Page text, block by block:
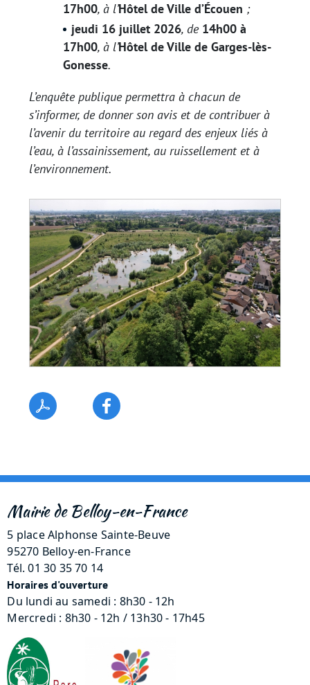
17h00, à l’Hôtel de Ville d’Écouen ;
jeudi 16 juillet 2026, de 14h00 à
17h00, à l’Hôtel de Ville de Garges-lès-
Gonesse.
L’enquête publique permettra à chacun de
s’informer, de donner son avis et de contribuer à
l’avenir du territoire au regard des enjeux liés à
l’eau, à l’assainissement, au ruissellement et à
l’environnement.
Mairie de Belloy-en-France
5 place Alphonse Sainte-Beuve
95270 Belloy-en-France
Tél. 01 30 35 70 14
Horaires d'ouverture
Du lundi au samedi : 8h30 - 12h
Mercredi : 8h30 - 12h / 13h30 - 17h45